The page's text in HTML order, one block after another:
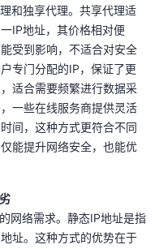
和独享代理。共享代理适
IP地址，其价格相对便
受到影响，不适合对安全
专门分配的IP，保证了更
适合需要频繁进行数据采
一些在线服务商提供灵活
间，这种方式更符合不同
能提升网络安全，也能优
网络需求。静态IP地址是指
址。这种方式的优势在于